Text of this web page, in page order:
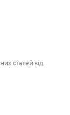
статей від